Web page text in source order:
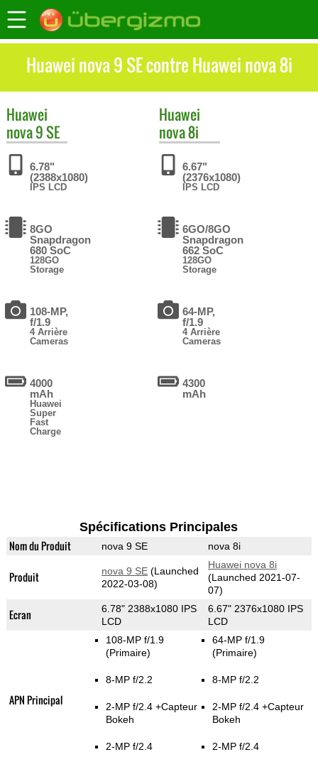
Huawei nova 9 SE contre Huawei nova 8i
Huawei
nova 9 SE
6.78"
(2388x1080)
IPS LCD
8GO
Snapdragon
680 SoC
128GO
Storage
108-MP,
f/1.9
4 Arrière
Cameras
4000
mAh
Huawei
Super
Fast
Charge
Huawei
nova 8i
6.67"
(2376x1080)
IPS LCD
6GO/8GO
Snapdragon
662 SoC
128GO
Storage
64-MP,
f/1.9
4 Arrière
Cameras
4300
mAh
Spécifications Principales
Nom du Produit nova 9 SE nova 8i
Produit nova 9 SE(Launched
2022-03-08)
Huawei nova 8i
(Launched 2021-07-
07)
Ecran
6.78" 2388x1080 IPS
LCD
6.67" 2376x1080 IPS
LCD
APN Principal
108-MP f/1.9
(Primaire)
8-MP f/2.2
2-MP f/2.4 +Capteur
Bokeh
2-MP f/2.4
64-MP f/1.9
(Primaire)
8-MP f/2.2
2-MP f/2.4 +Capteur
Bokeh
2-MP f/2.4